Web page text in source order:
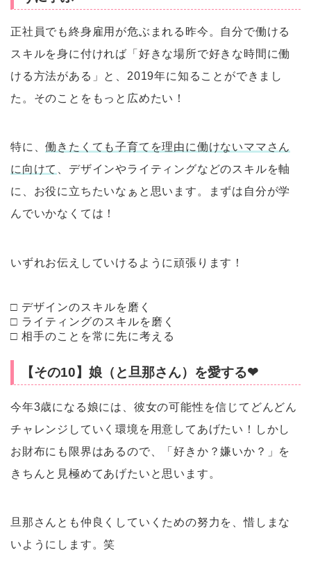
正社員でも終身雇用が危ぶまれる昨今。自分で働ける
スキルを身に付ければ「好きな場所で好きな時間に働
ける方法がある」と、2019年に知ることができまし
た。そのことをもっと広めたい！
特に、働きたくても子育てを理由に働けないママさん
に向けて 、デザインやライティングなどのスキルを軸
に、お役に立ちたいなぁと思います。まずは自分が学
んでいかなくては！
いずれお伝えしていけるように頑張ります！
□ デザインのスキルを磨く
□ ライティングのスキルを磨く
□ 相手のことを常に先に考える
【その10】娘（と旦那さん）を愛する❤︎
今年3歳になる娘には、彼女の可能性を信じてどんどん
チャレンジしていく環境を用意してあげたい！しかし
お財布にも限界はあるので、「好きか？嫌いか？」を
きちんと見極めてあげたいと思います。
旦那さんとも仲良くしていくための努力を、惜しまな
いようにします。笑